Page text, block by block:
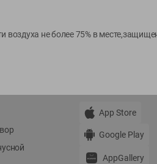
App Store
Google Play
AppGallery
не более 75% в